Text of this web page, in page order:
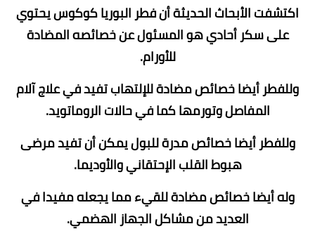
اكتشفت الأبحاث الحديثة أن فطر البوريا كوكوس يحتوي
على سكر أحادي هو المسئول عن خصائصه المضادة
للأورام.
وللفطر أيضا خصائص مضادة للإلتهاب تفيد في علاج آلام
المفاصل وتورمها كما في حالات الروماتويد.
وللفطر أيضا خصائص مدرة للبول يمكن أن تفيد مرضى
هبوط القلب الإحتقاني والأوديما.
وله أيضا خصائص مضادة للقيء مما يجعله مفيدا في
العديد من مشاكل الجهاز الهضمي.